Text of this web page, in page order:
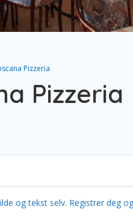
Pizzeria
Pizzeria
og tekst selv. Registrer deg